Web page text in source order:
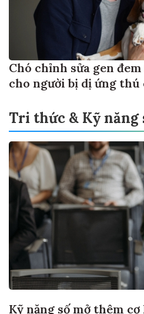
Chó chỉnh sửa gen
cho người bị dị ứng thú
Tri thức & Kỹ năng
Kỹ năng số mở thêm